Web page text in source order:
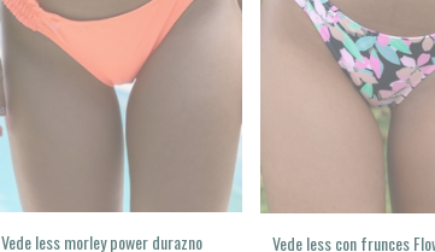
Vede less morley power durazno Vede less con frunces